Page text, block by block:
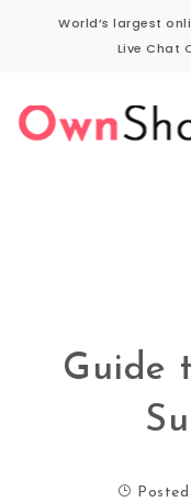
World’s largest
Live Chat
Guide